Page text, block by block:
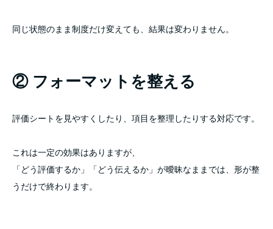
同じ状態のまま制度だけ変えても、結果は変わりません。
② フォーマットを整える
評価シートを見やすくしたり、項目を整理したりする対応です。
これは一定の効果はありますが、
「どう評価するか」「どう伝えるか」が曖昧なままでは、形が整
うだけで終わります。